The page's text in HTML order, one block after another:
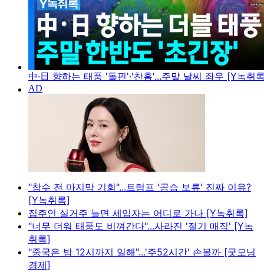
中·日 향하는 태풍 '돌핀'·'찬홈'...주말 날씨 좌우 [Y녹취
"참수 전 마지막 기회"...트럼프 '공습 보류' 진짜 이유?
[Y녹취록]
집주인 실거주 늘면 세입자는 어디로 가나 [Y녹취록]
"너무 더워 태풍도 비껴간다"...사라진 '절기 매직' [Y녹
취록]
"중국은 밤 12시까지 일해"...'주52시간' 손볼까 [굿모닝
경제]